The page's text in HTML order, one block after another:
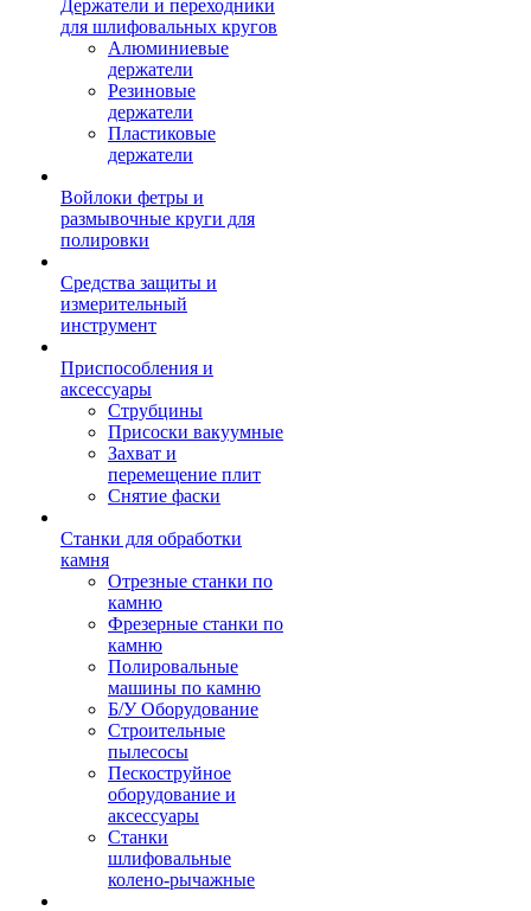
Держатели и переходники
для шлифовальных кругов
Алюминиевые
держатели
Резиновые
держатели
Пластиковые
держатели
Войлоки фетры и
размывочные круги для
полировки
Средства защиты и
измерительный
инструмент
Приспособления и
аксессуары
Струбцины
Присоски вакуумные
Захват и
перемещение плит
Снятие фаски
Станки для обработки
камня
Отрезные станки по
камню
Фрезерные станки по
камню
Полировальные
машины по камню
Б/У Оборудование
Строительные
пылесосы
Пескоструйное
оборудование и
аксессуары
Станки
шлифовальные
колено-рычажные